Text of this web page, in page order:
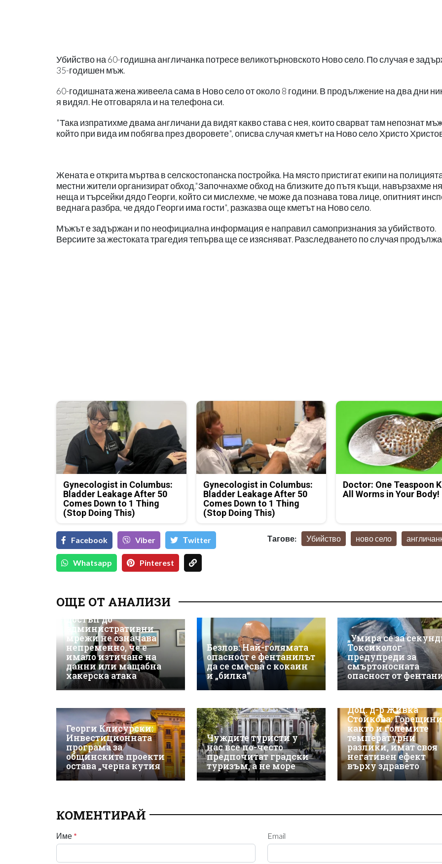
Убийство на 60-годишна англичанка потресе великотърновското Ново село. По случая е
35-годишен мъж.
60-годишната жена живеела сама в Ново село от около 8 години. В продължение на два дни
я видял. Не отговаряла и на телефона си.
"Така изпратихме двама англичани да видят какво става с нея, които сварват там непознат
който при вида им побягва през дворовете", описва случая кметът на Ново село Христо
Жената е открита мъртва в селскостопанска постройка. На място пристигат екипи на
местни жители организират обход."Започнахме обход на близките до пътя къщи, навързахме
неща и търсейки дядо Георги, който си мислехме, че може да познава това лице, опитният
веднага разбра, че дядо Георги има гости", разказва още кметът на Ново село.
Мъжът е задържан и по неофициална информация е направил самопризнания за убийството.
Версиите за жестоката трагедия тепърва ще се изясняват. Разследването по случая
Gynecologist in Columbus:
Bladder Leakage After 50
Comes Down to 1 Thing
(Stop Doing This)
Gynecologist in Columbus:
Bladder Leakage After 50
Comes Down to 1 Thing
(Stop Doing This)
Doctor: One Teaspoon
All Worms in Your Body!
Facebook Viber Тwitter
Whatsapp Pinterest
Тагове: Убийство ново село
ОЩЕ ОТ АНАЛИЗИ
киберсигурност:
Неоторизираният
достъп до
административни
мрежи не означава
непременно, че е
имало изтичане на
данни или мащабна
хакерска атака
Безлов: Най-голямата
опасност е фентанилът
да се смесва с кокаин
и „билка“
„Умира се за
Токсиколог
предупреди за
смъртоносната
опасност от
Георги Клисурски:
Инвестиционната
програма за
общинските проекти
остава „черна кутия
Чуждите туристи у
нас все по-често
предпочитат градски
туризъм, а не море
Доц. д-р Живка
Стойкова:
както и големите
температурни
разлики, имат своя
негативен ефект
върху здравето
КОМЕНТИРАЙ
Име * Email